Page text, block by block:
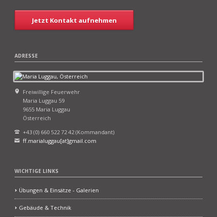
Jetzt Kontakt aufnehmen
ADRESSE
Freiwillige Feuerwehr
Maria Luggau 59
9655 Maria Luggau
Österreich
+43 (0) 660 522 72 42 (Kommandant)
ff.marialuggau[at]gmail.com
WICHTIGE LINKS
Übungen & Einsätze - Galerien
Gebäude & Technik